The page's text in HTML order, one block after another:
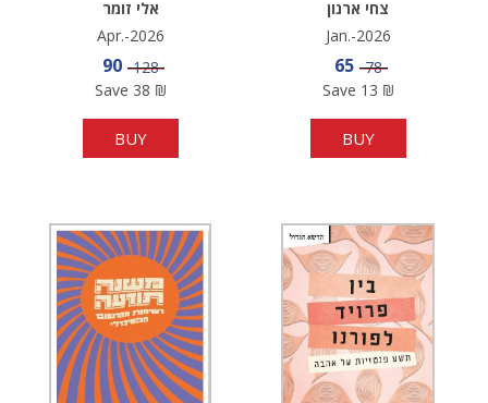
אלי זומר
Apr.-2026
Sale price
90 Price
128
Save 38 ₪
BUY
צחי ארנון
Jan.-2026
Sale price
65 Price
78
Save 13 ₪
BUY